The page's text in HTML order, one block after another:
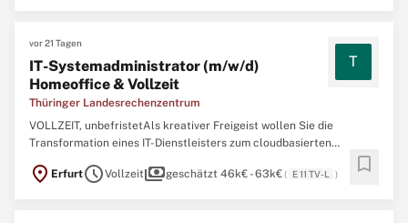
vor 21 Tagen
IT-Systemadministrator (m/w/d)
Homeoffice & Vollzeit
Thüringer Landesrechenzentrum
T
VOLLZEIT, unbefristetAls kreativer Freigeist wollen Sie die
Transformation eines IT-Dienstleisters zum cloudbasierten
nächstmöglichen Zeitpunkt als IT-Administrator im Bereich
location_on ErfurtscheduleVollzeitpaymentsgeschätzt 46k€ - 63k€( E 11 TV-L ) bookmark